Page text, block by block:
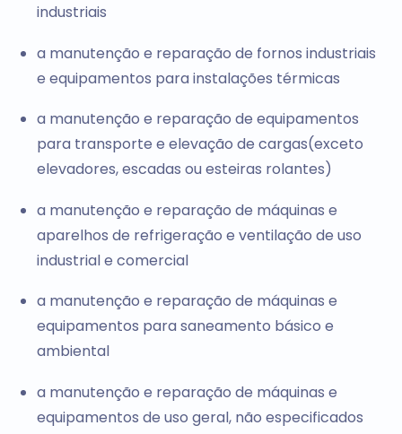
industriais
a manutenção e reparação de fornos industriais
e equipamentos para instalações térmicas
a manutenção e reparação de equipamentos
para transporte e elevação de cargas(exceto
elevadores, escadas ou esteiras rolantes)
a manutenção e reparação de máquinas e
aparelhos de refrigeração e ventilação de uso
industrial e comercial
a manutenção e reparação de máquinas e
equipamentos para saneamento básico e
ambiental
a manutenção e reparação de máquinas e
equipamentos de uso geral, não especificados